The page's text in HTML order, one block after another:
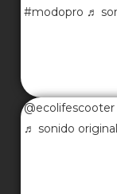
#modopro ♬
@ecolifescooter
♬ sonido